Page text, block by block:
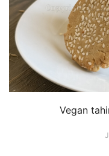
Vegan